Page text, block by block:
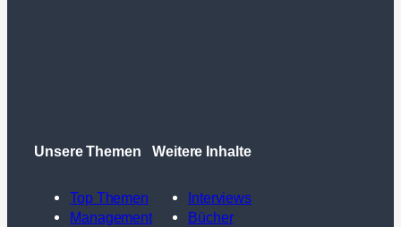
Unsere Themen
Top Themen
Management
Weitere Inhalte
Interviews
Bücher